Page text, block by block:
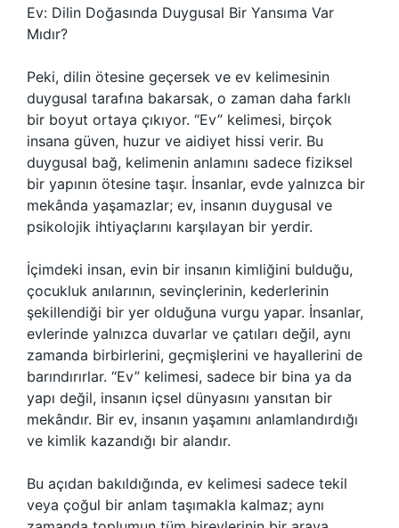
Ev: Dilin Doğasında Duygusal Bir Yansıma Var
Mıdır?
Peki, dilin ötesine geçersek ve ev kelimesinin
duygusal tarafına bakarsak, o zaman daha farklı
bir boyut ortaya çıkıyor. “Ev” kelimesi, birçok
insana güven, huzur ve aidiyet hissi verir. Bu
duygusal bağ, kelimenin anlamını sadece fiziksel
bir yapının ötesine taşır. İnsanlar, evde yalnızca bir
mekânda yaşamazlar; ev, insanın duygusal ve
psikolojik ihtiyaçlarını karşılayan bir yerdir.
İçimdeki insan, evin bir insanın kimliğini bulduğu,
çocukluk anılarının, sevinçlerinin, kederlerinin
şekillendiği bir yer olduğuna vurgu yapar. İnsanlar,
evlerinde yalnızca duvarlar ve çatıları değil, aynı
zamanda birbirlerini, geçmişlerini ve hayallerini de
barındırırlar. “Ev” kelimesi, sadece bir bina ya da
yapı değil, insanın içsel dünyasını yansıtan bir
mekândır. Bir ev, insanın yaşamını anlamlandırdığı
ve kimlik kazandığı bir alandır.
Bu açıdan bakıldığında, ev kelimesi sadece tekil
veya çoğul bir anlam taşımakla kalmaz; aynı